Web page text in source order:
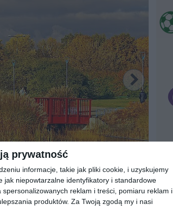
prywatność
informacje, takie jak pliki cookie, i uzyskujemy
niepowtarzalne identyfikatory i standardowe
reklam i treści, pomiaru reklam i
produktów. Za Twoją zgodą my i nasi